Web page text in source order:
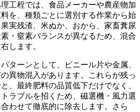
工程では、食品メーカーや農産物加
を、種類ごとに選別する作業から始
実残渣、米ぬか、おから、家畜糞尿
・窒素バランスが異なるため、混合
します。
ターンとして、ビニール片や金属、
異物混入があります。これらが残っ
、最終肥料の品質低下だけでなく、
ラブルを招くため、磁選機・風力選
わせて徹底的に除去します。さら